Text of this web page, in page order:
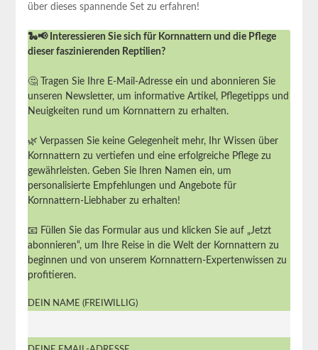
über dieses spannende Set zu erfahren!
🐍📢 Interessieren Sie sich für Kornnattern und die Pflege
dieser faszinierenden Reptilien?
🤔 Tragen Sie Ihre E-Mail-Adresse ein und abonnieren Sie
unseren Newsletter, um informative Artikel, Pflegetipps und
Neuigkeiten rund um Kornnattern zu erhalten.
🌿 Verpassen Sie keine Gelegenheit mehr, Ihr Wissen über
Kornnattern zu vertiefen und eine erfolgreiche Pflege zu
gewährleisten. Geben Sie Ihren Namen ein, um
personalisierte Empfehlungen und Angebote für
Kornnattern-Liebhaber zu erhalten!
📧 Füllen Sie das Formular aus und klicken Sie auf „Jetzt
abonnieren“, um Ihre Reise in die Welt der Kornnattern zu
beginnen und von unserem Kornnattern-Expertenwissen zu
profitieren.
DEIN NAME (FREIWILLIG)